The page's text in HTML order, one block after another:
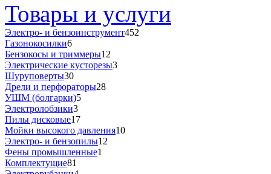
Товары и услуги
Электро- и бензоинструмент452
Газонокосилки6
Бензокосы и триммеры12
Электрические кусторезы3
Шуруповерты30
Дрели и перфораторы28
УШМ (болгарки)5
Электролобзики3
Пилы дисковые17
Мойки высокого давления10
Электро- и бензопилы12
Фены промышленные1
Комплектущие81